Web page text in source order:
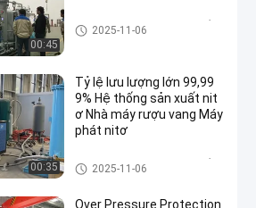
00:45
Máy tạo nitơ có độ tinh khiết c
ao
2025-11-06
00:35
Tỷ lệ lưu lượng lớn 99,99
9% Hệ thống sản xuất nit
ơ Nhà máy rượu vang Máy
phát nitơ
Máy tạo nitơ có độ tinh khiết c
ao
2025-11-06
Over Pressure Protection